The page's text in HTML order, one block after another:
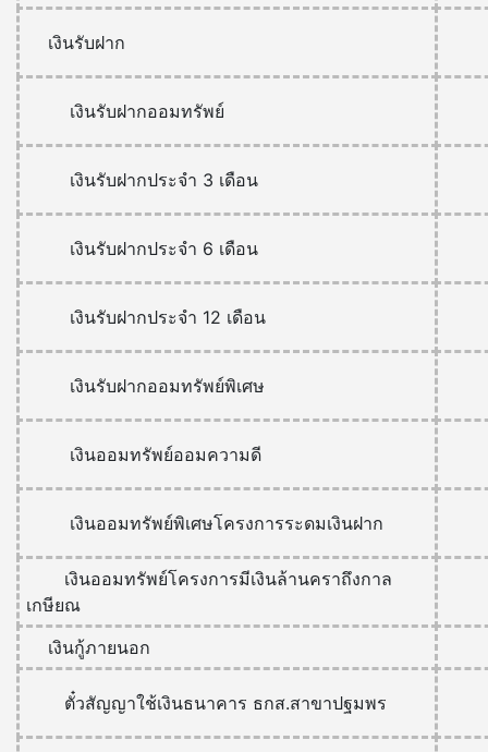
เงินรับฝาก
เงินรับฝากออมทรัพย์
เงินรับฝากประจำ 3 เดือน
เงินรับฝากประจำ 6 เดือน
เงินรับฝากประจำ 12 เดือน
เงินรับฝากออมทรัพย์พิเศษ
เงินออมทรัพย์ออมความดี
เงินออมทรัพย์พิเศษโครงการระดมเงินฝาก
เงินออมทรัพย์โครงการมีเงินล้านคราถึงกาล
เกษียณ
เงินกู้ภายนอก
ตั๋วสัญญาใช้เงินธนาคาร ธกส.สาขาปฐมพร